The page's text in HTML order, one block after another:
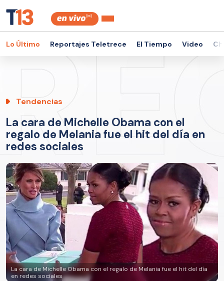
Lo Último Reportajes Teletrece El Tiempo Video
Tendencias
La cara de Michelle Obama con el
regalo de Melania fue el hit del día en
redes sociales
La cara de Michelle Obama con el regalo de Melania fue el hit del día
en redes sociales